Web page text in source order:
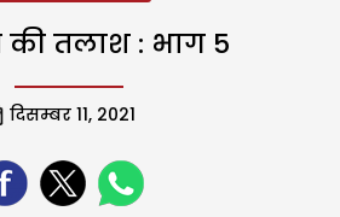
की तलाश : भाग 5
दिसम्बर 11, 2021